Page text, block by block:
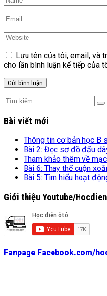
Lưu tên của tôi, email, và
cho lần bình luận kế tiếp của
Bài viết mới
Thông tin cơ bản học B
Bài 2: Đọc sơ đồ đấu
Tham khảo thêm về
Bài 6: Thay thế cuộn
Bài 5: Tìm hiểu hoạt
Giới thiệu Youtube/
Fanpage Facebook.com/